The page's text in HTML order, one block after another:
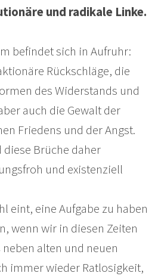
und radikale Linke.
befindet sich in Aufruhr:
Rückschläge, die
des Widerstands und
auch die Gewalt der
Friedens und der Angst.
diese Brüche daher
und existenziell
eint, eine Aufgabe zu haben
wenn wir in diesen Zeiten
alten und neuen
immer wieder Ratlosigkeit,